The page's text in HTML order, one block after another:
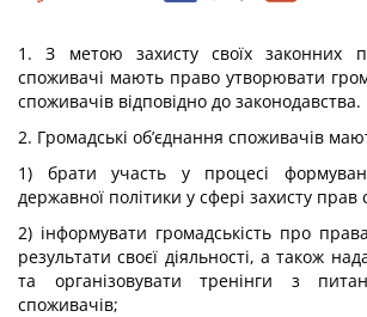
1. З метою захисту своїх законних
споживачі мають право утворювати
споживачів відповідно до законодавства.
2. Громадські об’єднання споживачів
1) брати участь у процесі
державної політики у сфері захисту прав
2) інформувати громадськість про
результати своєї діяльності, а також
та організовувати тренінги з
споживачів;